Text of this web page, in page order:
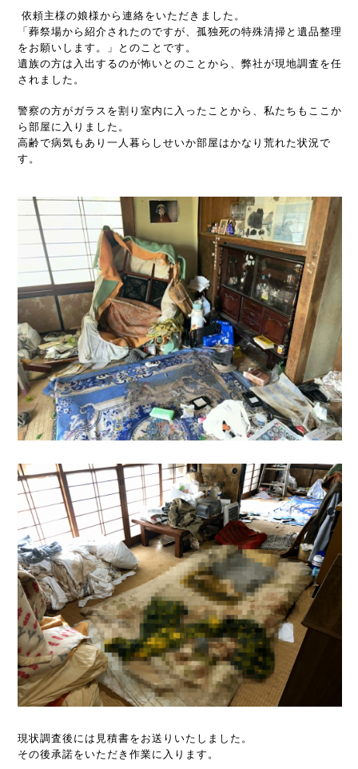
依頼主様の娘様から連絡をいただきました。
「葬祭場から紹介されたのですが、孤独死の特殊清掃と遺品整理
をお願いします。」とのことです。
遺族の方は入出するのが怖いとのことから、弊社が現地調査を任
されました。
警察の方がガラスを割り室内に入ったことから、私たちもここか
ら部屋に入りました。
高齢で病気もあり一人暮らしせいか部屋はかなり荒れた状況で
す。
現状調査後には見積書をお送りいたしました。
その後承諾をいただき作業に入ります。